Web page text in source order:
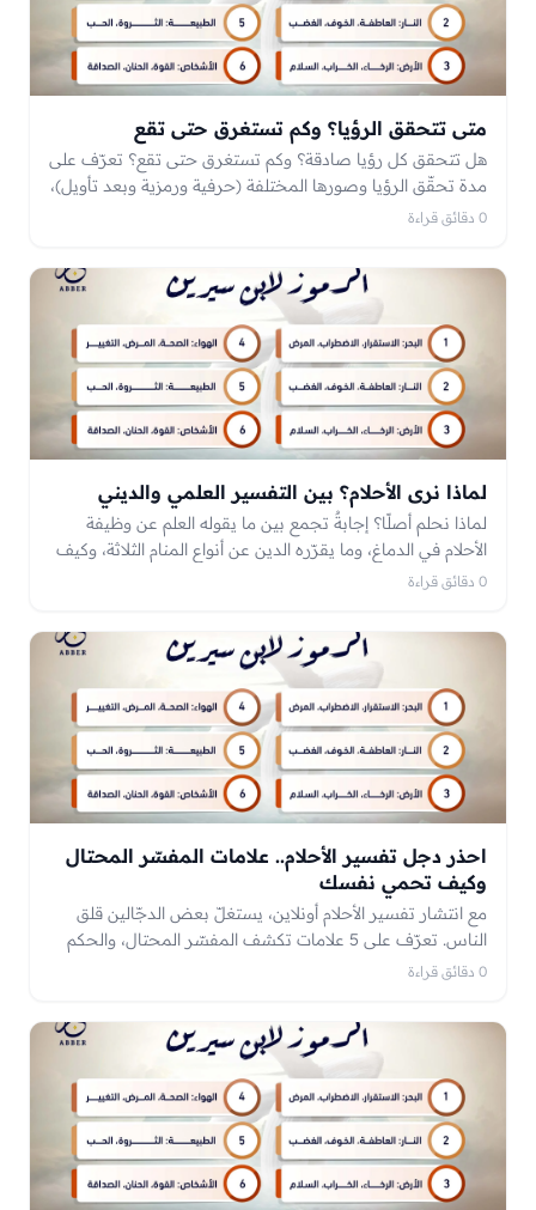
متى تتحقق الرؤيا؟ وكم تستغرق حتى تقع
هل تتحقق كل رؤيا صادقة؟ وكم تستغرق حتى تقع؟ تعرّف على
مدة تحقّق الرؤيا وصورها المختلفة (حرفية ورمزية وبعد تأويل)،
ولماذا تتأخّر بعضها، وماذا تفعل بعد رؤيا خير.
0 دقائق قراءة
لماذا نرى الأحلام؟ بين التفسير العلمي والديني
لماذا نحلم أصلًا؟ إجابةٌ تجمع بين ما يقوله العلم عن وظيفة
الأحلام في الدماغ، وما يقرّره الدين عن أنواع المنام الثلاثة، وكيف
يكمّل التفسيران بعضهما.
0 دقائق قراءة
احذر دجل تفسير الأحلام.. علامات المفسّر المحتال
وكيف تحمي نفسك
مع انتشار تفسير الأحلام أونلاين، يستغلّ بعض الدجّالين قلق
الناس. تعرّف على 5 علامات تكشف المفسّر المحتال، والحكم
الشرعي، وكيف تحمي نفسك ومالك وتختار تفسيرًا موثوقًا.
0 دقائق قراءة